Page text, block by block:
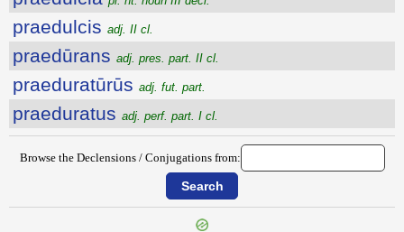
praedulcis adj. II cl.
praedūrans adj. pres. part. II cl.
praeduratūrūs adj. fut. part.
praeduratus adj. perf. part. I cl.
Browse the Declensions / Conjugations from: